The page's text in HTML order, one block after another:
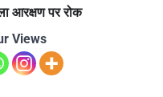
आरक्षण पर रोक
Views